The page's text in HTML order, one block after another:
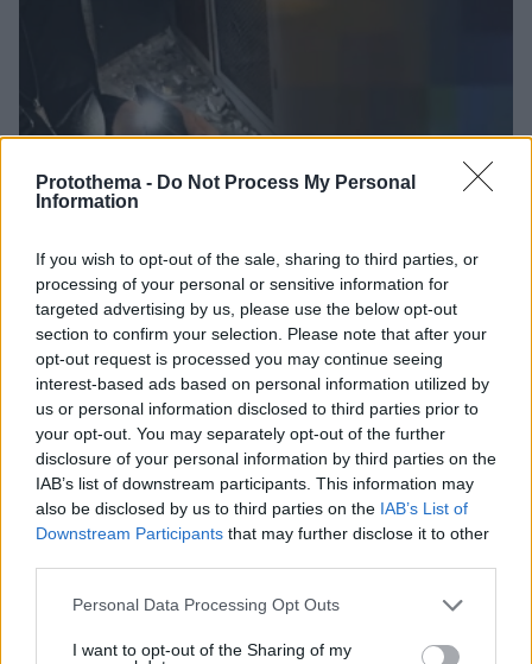
Protothema - Do Not Process My Personal
Information
If you wish to opt-out of the sale, sharing to third parties, or
processing of your personal or sensitive information for
targeted advertising by us, please use the below opt-out
section to confirm your selection. Please note that after your
opt-out request is processed you may continue seeing
interest-based ads based on personal information utilized by
us or personal information disclosed to third parties prior to
your opt-out. You may separately opt-out of the further
disclosure of your personal information by third parties on the
IAB’s list of downstream participants. This information may
also be disclosed by us to third parties on the IAB’s List of
Downstream Participants that may further disclose it to other
Please note that this website/app uses one or more Google
not limited to your visit or usage behaviour. You may click to
Personal Data Processing Opt Outs
I want to opt-out of the Sharing of my
Κάτω από το κάθισμα του οδηγού ήταν η βόμβα που
σκότωσε την κόρη του Ντούγκιν
21.08.2022, 14:08
Thema Insights